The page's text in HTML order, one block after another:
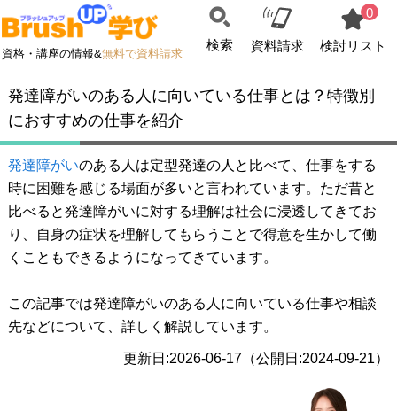
資格・講座の情報&無料で資料請求
検索 資料請求
0
検討リスト
発達障がいのある人に向いている仕事とは？特徴別
におすすめの仕事を紹介
発達障がいのある人は定型発達の人と比べて、仕事をする
時に困難を感じる場面が多いと言われています。ただ昔と
比べると発達障がいに対する理解は社会に浸透してきてお
り、自身の症状を理解してもらうことで得意を生かして働
くこともできるようになってきています。
この記事では発達障がいのある人に向いている仕事や相談
先などについて、詳しく解説しています。
更新日:2026-06-17（公開日:2024-09-21）